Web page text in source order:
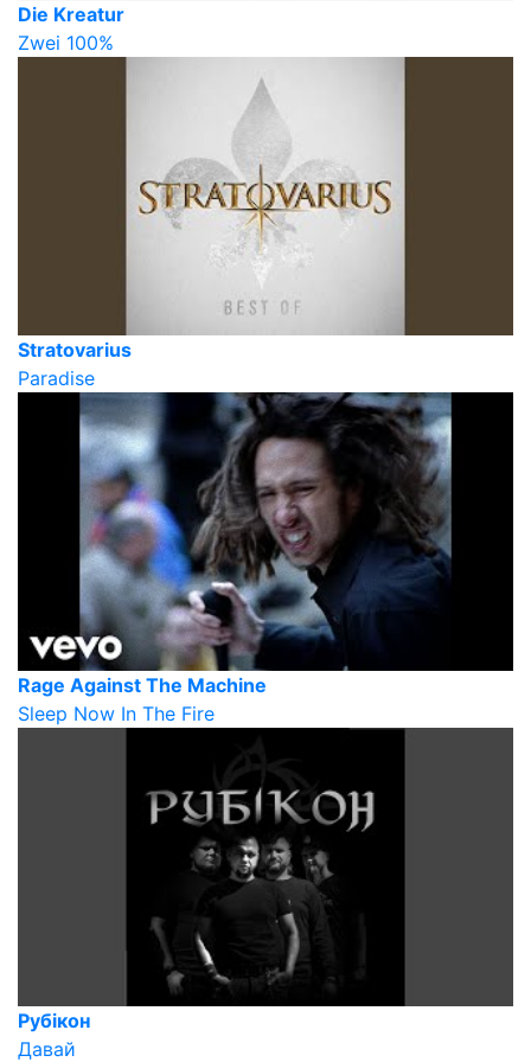
Die Kreatur
Zwei 100%
Stratovarius
Paradise
Rage Against The Machine
Sleep Now In The Fire
Рубікон
Давай